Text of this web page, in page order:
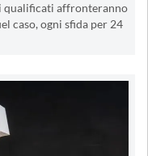
qualificati affronteranno
caso, ogni sfida per 24